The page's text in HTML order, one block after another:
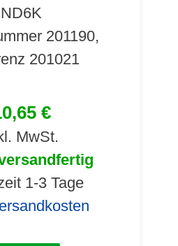
ND6K
201190,
201021
€
MwSt.
1-3 Tage